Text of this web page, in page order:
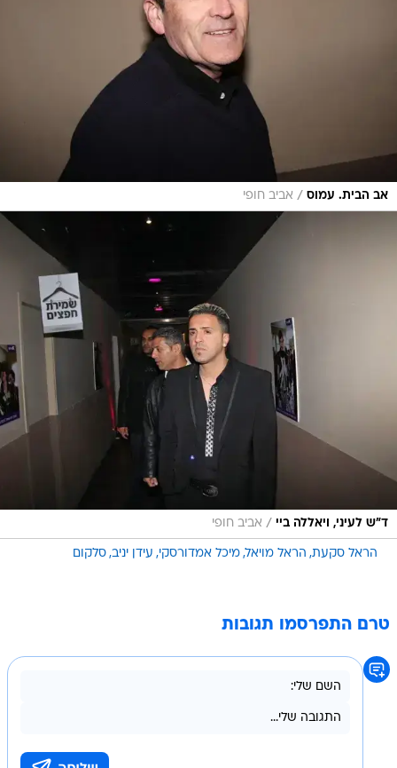
אב הבית. עמוס / אביב חופי
ד"ש לעיני, ויאללה ביי / אביב חופי
הראל סקעת הראל מויאל מיכל אמדורסקי עידן יניב סלקום
טרם התפרסמו תגובות